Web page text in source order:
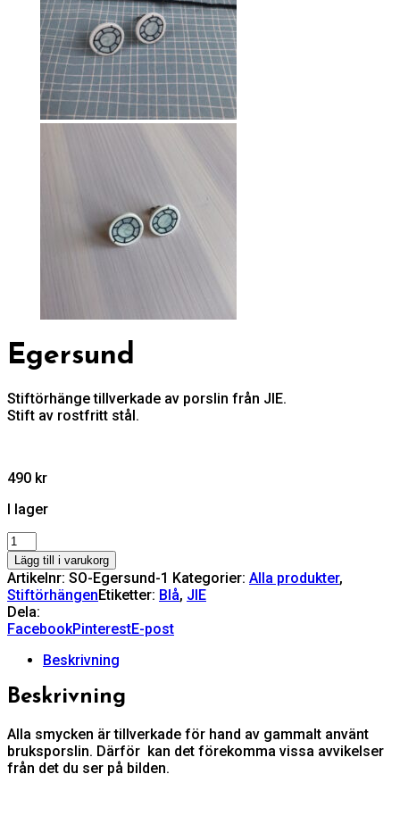
Egersund
Stiftörhänge tillverkade av porslin från JIE.
Stift av rostfritt stål.
490 kr
I lager
Egersund
mängd
Lägg till i varukorg
Artikelnr: SO-Egersund-1 Kategorier: Alla produkter,
StiftörhängenEtiketter: Blå, JIE
Dela:
FacebookPinterestE-post
Beskrivning
Beskrivning
Alla smycken är tillverkade för hand av gammalt använt
bruksporslin. Därför kan det förekomma vissa avvikelser
från det du ser på bilden.